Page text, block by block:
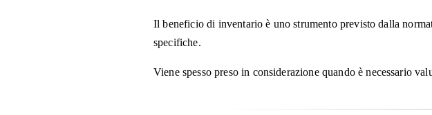
Il beneficio di inventario è uno strumento previsto dalla
specifiche.
Viene spesso preso in considerazione quando è necessario